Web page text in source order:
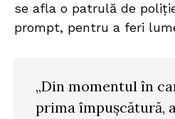
se afla o patrulă de
prompt, pentru a feri
„Din momentul în
prima împușcătură,